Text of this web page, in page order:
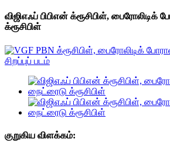
விஜிஎஃப் பிபிஎன் க்ரூசிபிள், பைரோலிடிக்
க்ரூசிபிள்
குறுகிய விளக்கம்: